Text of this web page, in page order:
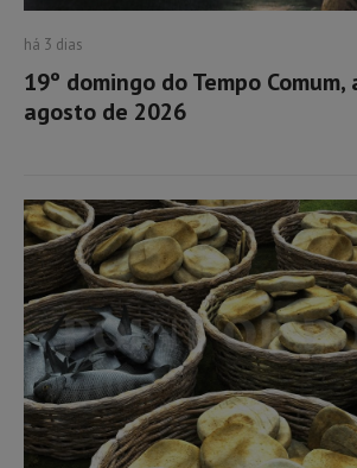
há 3 dias
19º domingo do Tempo Comum,
agosto de 2026